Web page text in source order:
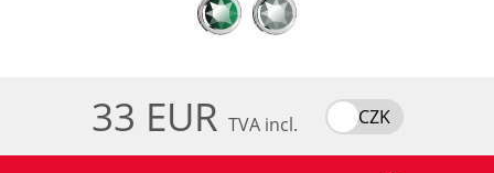
33 EUR TVA incl. CZK